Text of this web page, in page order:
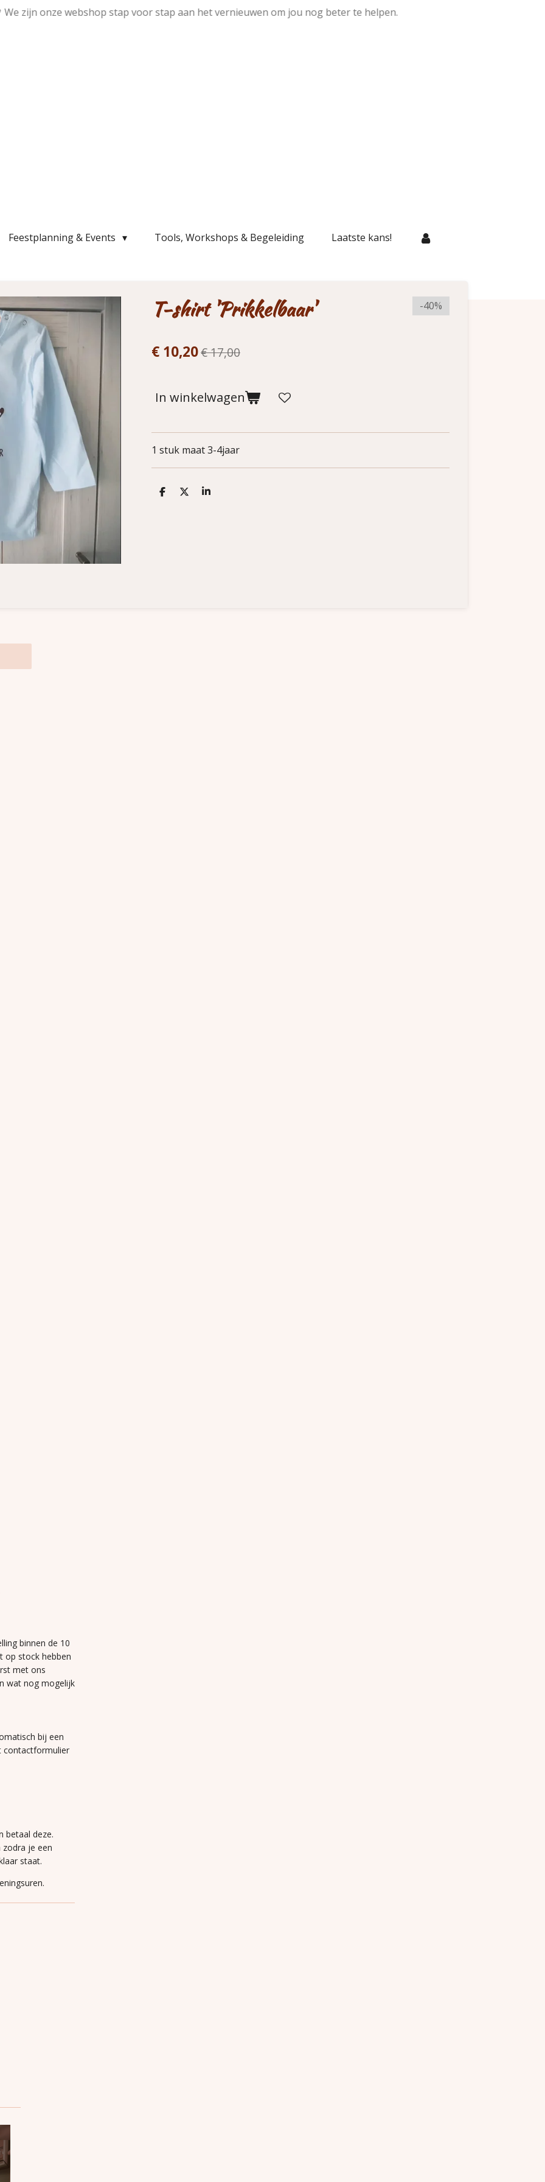
We zijn onze webshop stap voor stap aan het vernieuwen om jou nog beter te helpen.
Feestplanning & Events Tools, Workshops & Begeleiding Laatste kans!
T-shirt 'Prikkelbaar' -40%
€ 10,20€ 17,00
In winkelwagen
1 stuk maat 3-4jaar
D
D
S
binnen de 10
op stock hebben
met ons
wat nog mogelijk
bij een
contactformulier
betaal deze.
zodra je een
staat.